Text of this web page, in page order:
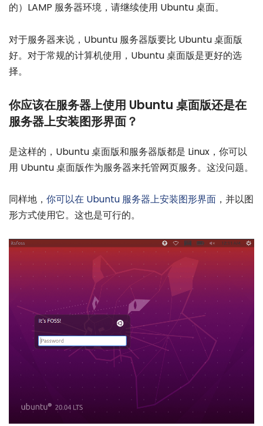
的）LAMP 服务器环境，请继续使用 Ubuntu 桌面。
对于服务器来说，Ubuntu 服务器版要比 Ubuntu 桌面版
好。对于常规的计算机使用，Ubuntu 桌面版是更好的选
择。
你应该在服务器上使用 Ubuntu 桌面版还是在
服务器上安装图形界面？
是这样的，Ubuntu 桌面版和服务器版都是 Linux，你可以
用 Ubuntu 桌面版作为服务器来托管网页服务。这没问题。
同样地， 你可以在 Ubuntu 服务器上安装图形界面 ，并以图
形方式使用它。这也是可行的。